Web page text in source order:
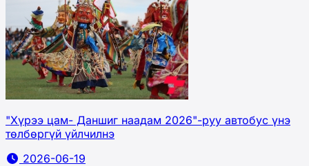
"Хүрээ цам- Даншиг наадам 2026"-руу автобус үнэ
төлбөргүй үйлчилнэ
2026-06-19